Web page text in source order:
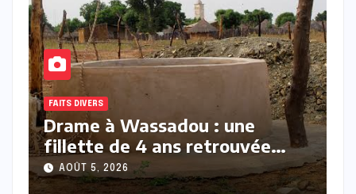
FAITS DIVERS
Drame à Touba : une jeune
mariée suspectée d’avoir tué
son nouveau-né
AOÛT 5, 2026